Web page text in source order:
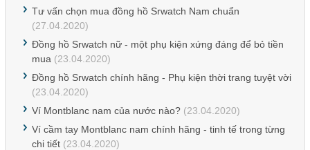
Tư vấn chọn mua đồng hồ Srwatch Nam chuẩn
(27.04.2020)
Đồng hồ Srwatch nữ - một phụ kiện xứng đáng để bỏ tiền
mua (23.04.2020)
Đồng hồ Srwatch chính hãng - Phụ kiện thời trang tuyệt vời
(23.04.2020)
Ví Montblanc nam của nước nào?(23.04.2020)
Ví cầm tay Montblanc nam chính hãng - tinh tế trong từng
chi tiết(23.04.2020)